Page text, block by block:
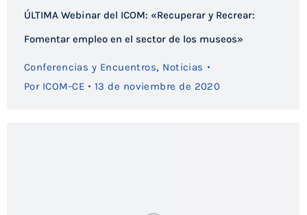
ÚLTIMA Webinar del ICOM: «Recuperar y Recrear:
Fomentar empleo en el sector de los museos»
Conferencias y Encuentros, Noticias
Por ICOM-CE 13 de noviembre de 2020